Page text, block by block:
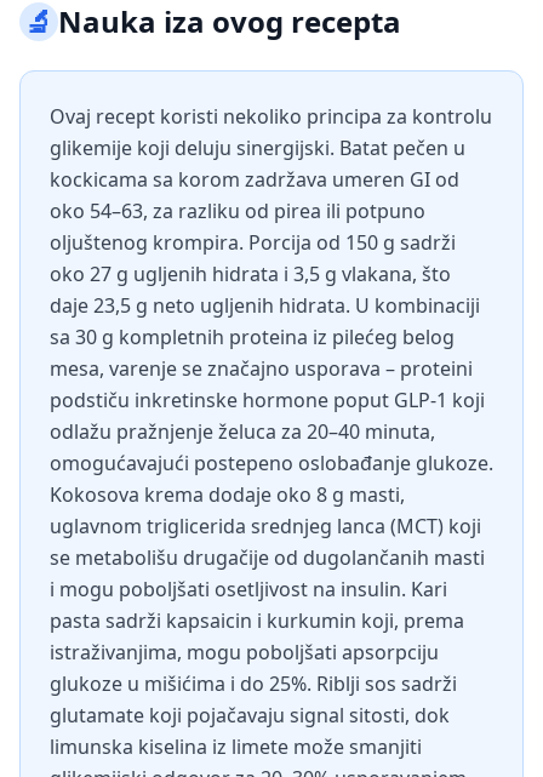
🔬Nauka iza ovog recepta
Ovaj recept koristi nekoliko principa za kontrolu
glikemije koji deluju sinergijski. Batat pečen u
kockicama sa korom zadržava umeren GI od
oko 54–63, za razliku od pirea ili potpuno
oljuštenog krompira. Porcija od 150 g sadrži
oko 27 g ugljenih hidrata i 3,5 g vlakana, što
daje 23,5 g neto ugljenih hidrata. U kombinaciji
sa 30 g kompletnih proteina iz pilećeg belog
mesa, varenje se značajno usporava – proteini
podstiču inkretinske hormone poput GLP-1 koji
odlažu pražnjenje želuca za 20–40 minuta,
omogućavajući postepeno oslobađanje glukoze.
Kokosova krema dodaje oko 8 g masti,
uglavnom triglicerida srednjeg lanca (MCT) koji
se metabolišu drugačije od dugolančanih masti
i mogu poboljšati osetljivost na insulin. Kari
pasta sadrži kapsaicin i kurkumin koji, prema
istraživanjima, mogu poboljšati apsorpciju
glukoze u mišićima i do 25%. Riblji sos sadrži
glutamate koji pojačavaju signal sitosti, dok
limunska kiselina iz limete može smanjiti